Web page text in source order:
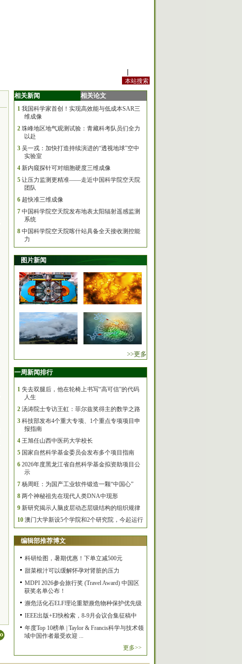
相关新闻 相关论文
1 我国科学家首创！实现高效能与低成本SAR三
维成像
2 珠峰地区地气观测试验：青藏科考队员们全力
以赴
3 吴一戎：加快打造持续演进的“透视地球”空中
实验室
4 新内窥探针可对细胞硬度三维成像
5 让压力监测更精准——走近中国科学院空天院
团队
6 超快准三维成像
7 中国科学院空天院发布地表太阳辐射遥感监测
系统
8 中国科学院空天院喀什站具备全天接收测控能
力
图片新闻
>>更多
一周新闻排行
1 失去双腿后，他在轮椅上书写“高可信”的代码
人生
2 汤涛院士专访王虹：菲尔兹奖得主的数学之路
3 科技部发布4个重大专项、1个重点专项项目申
报指南
4 王旭任山西中医药大学校长
5 国家自然科学基金委员会发布多个项目指南
6 2026年度黑龙江省自然科学基金拟资助项目公
示
7 杨周旺：为国产工业软件锻造一颗“中国心”
8 两个神秘祖先在现代人类DNA中现形
9 新研究揭示人脑皮层动态层级结构的组织规律
10 澳门大学新设5个学院和2个研究院，今起运行
编辑部推荐博文
科研绘图，暑期优惠！下单立减500元
甜菜根汁可以缓解怀孕对肾脏的压力
MDPI 2026参会旅行奖 (Travel Award) 中国区
获奖名单公布！
濒危活化石ELF理论重塑濒危物种保护优先级
IEEE出版+EI快检索，8-9月会议合集征稿中
年度Top 10榜单 | Taylor & Francis科学与技术领
域中国作者最受欢迎 ...
更多>>